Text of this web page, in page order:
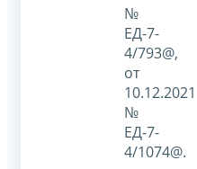
№
ЕД-7-
4/793@,
от
10.12.2021
№
ЕД-7-
4/1074@.